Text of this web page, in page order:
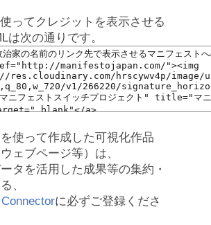
ってクレジットを表示させる
は次の通りです。
使って作成した可視化作品
ェブページ等）は、
タを活用した成果等の集約・
、
に必ずご登録くださ